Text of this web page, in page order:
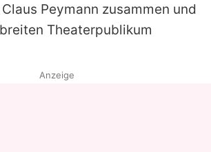
Peymann zusammen und
Theaterpublikum
Anzeige